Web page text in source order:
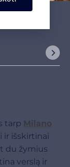
tarp Milano
ir išskirtinai
du žymius
verslą ir